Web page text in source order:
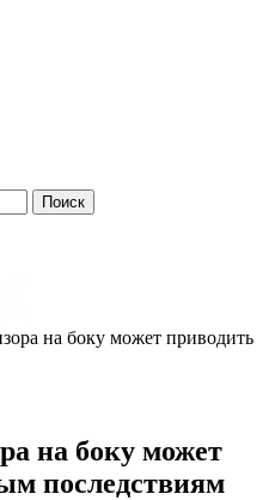
на боку может приводить
на боку может
последствиям